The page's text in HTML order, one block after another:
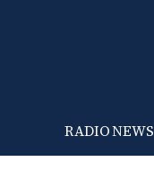
RADIONEWS